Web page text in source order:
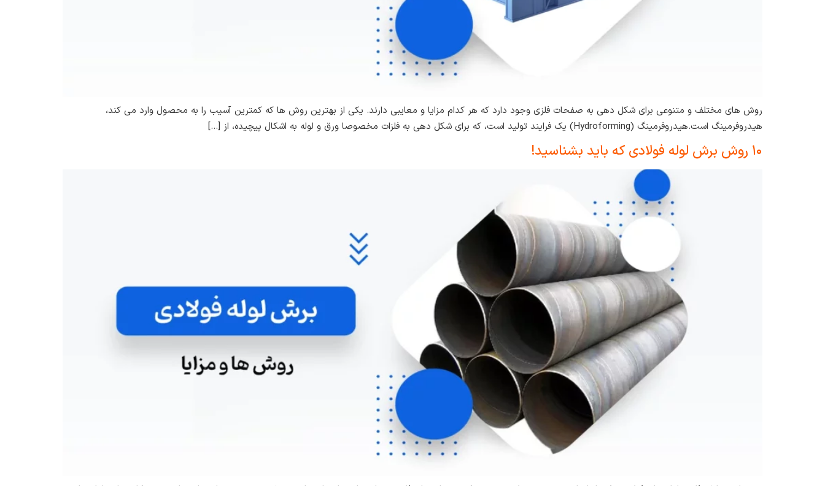
روش های مختلف و متنوعی برای شکل دهی به صفحات فلزی وجود دارد که هر کدام مزایا و معایبی دارند. یکی از بهترین روش ها که کمترین آسیب را به محصول وارد می کند،
هیدروفرمینگ است.هیدروفرمینگ (Hydroforming) یک فرایند تولید است، که برای شکل‌ دهی به فلزات مخصوصا ورق و لوله به اشکال پیچیده، از […]
۱۰ روش برش لوله فولادی که باید بشناسید!